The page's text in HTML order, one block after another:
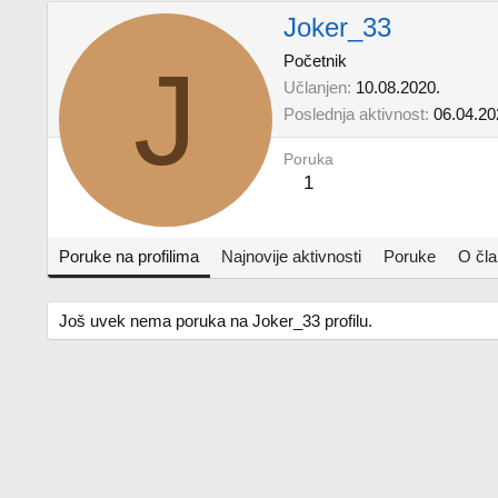
J
Joker_33
Početnik
Učlanjen 10.08.2020.
Poslednja aktivnost
Poruka
1
Poruke na profilima Najnovije aktivnosti Poruke O
Još uvek nema poruka na Joker_33 profilu.